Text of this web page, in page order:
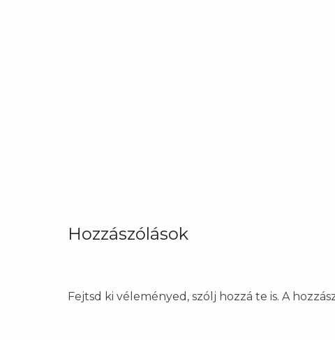
Hozzászólások
Fejtsd ki véleményed, szólj hozzá te is. A